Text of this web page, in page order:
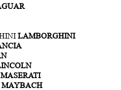
LAMBORGHINI
MASERATI
MAYBACH